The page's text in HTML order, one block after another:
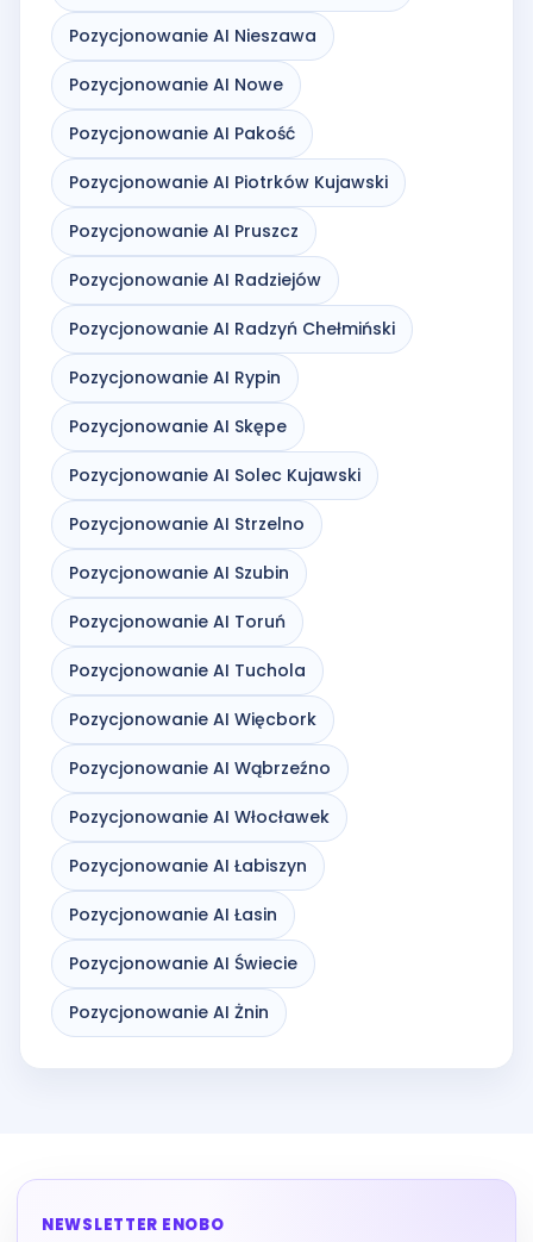
Pozycjonowanie AI Nieszawa
Pozycjonowanie AI Nowe
Pozycjonowanie AI Pakość
Pozycjonowanie AI Piotrków Kujawski
Pozycjonowanie AI Pruszcz
Pozycjonowanie AI Radziejów
Pozycjonowanie AI Radzyń Chełmiński
Pozycjonowanie AI Rypin
Pozycjonowanie AI Skępe
Pozycjonowanie AI Solec Kujawski
Pozycjonowanie AI Strzelno
Pozycjonowanie AI Szubin
Pozycjonowanie AI Toruń
Pozycjonowanie AI Tuchola
Pozycjonowanie AI Więcbork
Pozycjonowanie AI Wąbrzeźno
Pozycjonowanie AI Włocławek
Pozycjonowanie AI Łabiszyn
Pozycjonowanie AI Łasin
Pozycjonowanie AI Świecie
Pozycjonowanie AI Żnin
NEWSLETTER ENOBO